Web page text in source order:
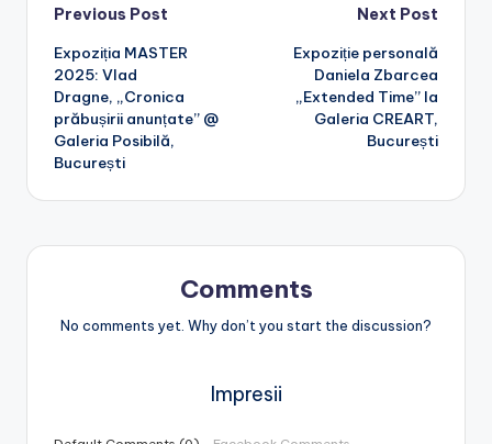
Post
navigation
Previous Post
Expoziția MASTER
2025: Vlad
Dragne, „Cronica
prăbușirii anunțate” @
Galeria Posibilă,
București
Next Post
Expoziție personală
Daniela Zbarcea
„Extended Time” la
Galeria CREART,
București
Comments
No comments yet. Why don’t you start the discussion?
Impresii